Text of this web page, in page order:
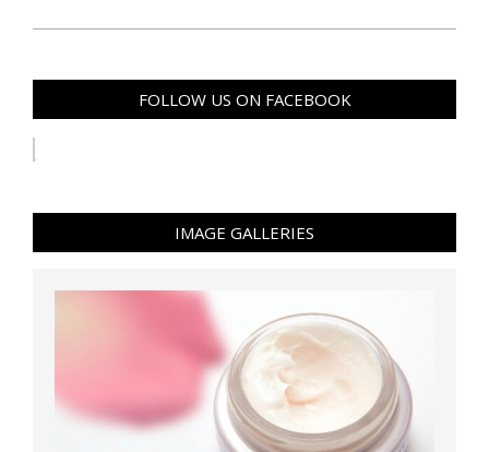
FOLLOW US ON FACEBOOK
IMAGE GALLERIES